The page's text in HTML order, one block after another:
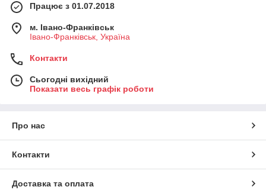
Працює з 01.07.2018
м. Івано-Франківськ
Івано-Франківськ, Україна
Контакти
Сьогодні вихідний
Показати весь графік роботи
Про нас
Контакти
Доставка та оплата